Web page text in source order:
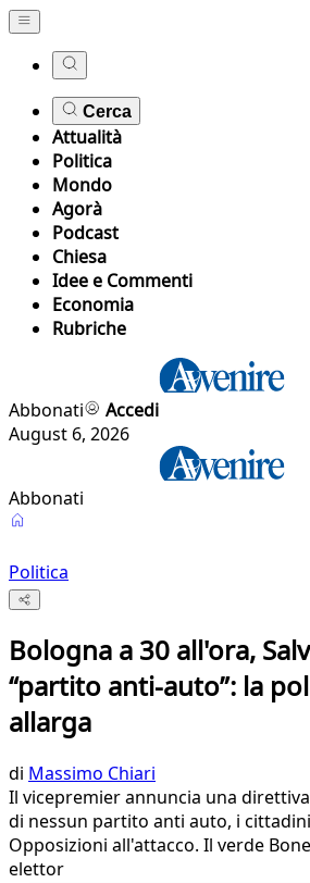
Cerca
Attualità
Politica
Mondo
Agorà
Podcast
Chiesa
Idee e Commenti
Economia
Rubriche
Abbonati
Accedi
August 6, 2026
Abbonati
Politica
Bologna a 30 all'ora,
“partito anti-auto”: la
allarga
di Massimo Chiari
Il vicepremier annuncia una
di nessun partito anti auto, i
Opposizioni all'attacco. Il verde
elettor